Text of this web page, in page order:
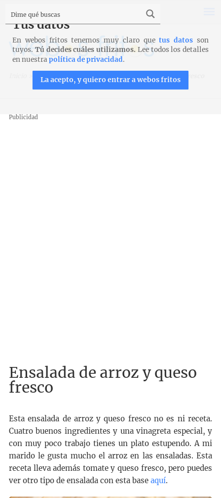
Recetas Ensaladas Ensalada de arroz y queso fresco
Publicidad
Ensalada de arroz y queso
fresco
Esta ensalada de arroz y queso fresco no es ni receta.
Cuatro buenos ingredientes y una vinagreta especial, y
con muy poco trabajo tienes un plato estupendo. A mi
marido le gusta mucho el arroz en las ensaladas. Esta
receta lleva además tomate y queso fresco, pero puedes
ver otro tipo de ensalada con esta base aquí.
Tus datos
En webos fritos tenemos muy claro quetus datos son
tuyos. Tú decides cuáles utilizamos. Lee todos los detalles
en nuestrapolítica de privacidad.
La acepto, y quiero entrar a webos fritos